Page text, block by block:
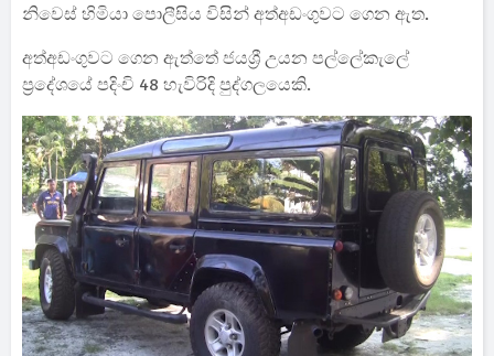
නිවෙස් හිමියා පොලීසිය විසින් අත්අඩංගුවට ගෙන ඇත.
අත්අඩංගුවට ගෙන ඇත්තේ ජයශ්‍රී උයන පල්ලේකැලේ
ප්‍රදේශයේ පදිංචි 48 හැවිරිදි පුද්ගලයෙකි.